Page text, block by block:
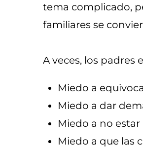
tema complicado,
familiares se
A veces, los padres
Miedo a
Miedo a dar
Miedo a no estar
Miedo a que las